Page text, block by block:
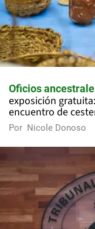
Oficios
exposición
encuentro de
Por Nicole Donoso